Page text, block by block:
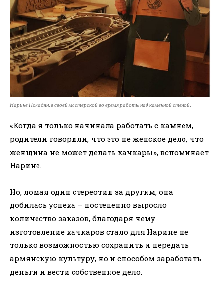
Нарине Поладян, в своей мастерской во время работы над каменной стелой.
«Когда я только начинала работать с камнем,
родители говорили, что это не женское дело, что
женщина не может делать хачкары», вспоминает
Нарине.
Но, ломая один стереотип за другим, она
добилась успеха – постепенно выросло
количество заказов, благодаря чему
изготовление хачкаров стало для Нарине не
только возможностью сохранить и передать
армянскую культуру, но и способом заработать
деньги и вести собственное дело.